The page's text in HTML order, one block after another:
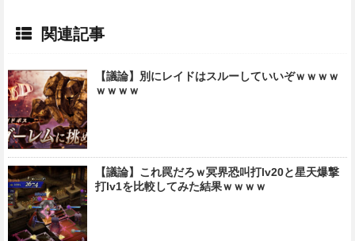
関連記事
【議論】別にレイドはスルーしていいぞｗｗｗｗ
ｗｗｗｗ
【議論】これ罠だろｗ冥界恐叫打lv20と星天爆撃
打lv1を比較してみた結果ｗｗｗｗ